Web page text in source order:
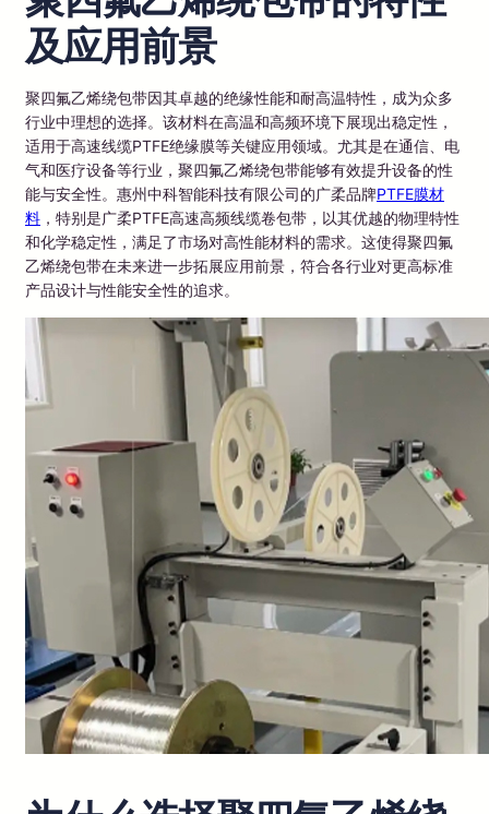
及应用前景
聚四氟乙烯绕包带因其卓越的绝缘性能和耐高温特性，成为众多
行业中理想的选择。该材料在高温和高频环境下展现出稳定性，
适用于高速线缆PTFE绝缘膜等关键应用领域。尤其是在通信、电
气和医疗设备等行业，聚四氟乙烯绕包带能够有效提升设备的性
能与安全性。惠州中科智能科技有限公司的广柔品牌PTFE膜材
料 ，特别是广柔PTFE高速高频线缆卷包带，以其优越的物理特性
和化学稳定性，满足了市场对高性能材料的需求。这使得聚四氟
乙烯绕包带在未来进一步拓展应用前景，符合各行业对更高标准
产品设计与性能安全性的追求。